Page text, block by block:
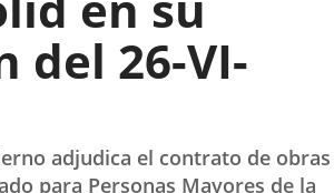
del 26-VI-
adjudica el contrato de obras
para Personas Mayores de la